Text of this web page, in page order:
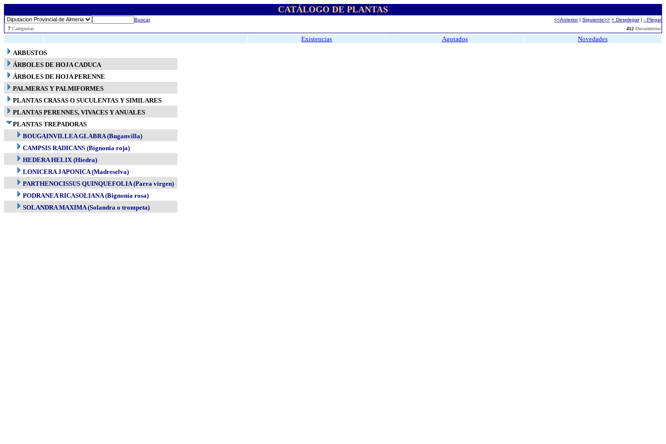
CATÁLOGO DE PLANTAS
Buscar <<Anterior| Siguiente>> + Desplegar| - Plegar
7 Categorias 412 Documentos
Existencias Agotados
Novedades
ARBUSTOS
ÁRBOLES DE HOJA CADUCA
ÁRBOLES DE HOJA PERENNE
PALMERAS Y PALMIFORMES
PLANTAS CRASAS O SUCULENTAS Y SIMILARES
PLANTAS PERENNES, VIVACES Y ANUALES
PLANTAS TREPADORAS
BOUGAINVILLEA GLABRA (Buganvilla)
CAMPSIS RADICANS (Bignonia roja)
HEDERA HELIX (Hiedra)
LONICERA JAPONICA (Madreselva)
PARTHENOCISSUS QUINQUEFOLIA (Parra virgen)
PODRANEA RICASOLIANA (Bignonia rosa)
SOLANDRA MAXIMA (Solandra o trompeta)